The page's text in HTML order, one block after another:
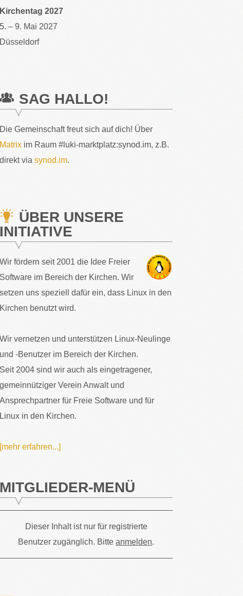
Kirchentag 2027
5. – 9. Mai 2027
Düsseldorf
SAG HALLO!
Die Gemeinschaft freut sich auf dich! Über
Matrix im Raum #luki-marktplatz:synod.im, z.B.
direkt viasynod.im.
ÜBER UNSERE
INITIATIVE
Wir fördern seit 2001 die Idee Freier
Software im Bereich der Kirchen. Wir
setzen uns speziell dafür ein, dass Linux in den
Kirchen benutzt wird.
Wir vernetzen und unterstützen Linux-Neulinge
und -Benutzer im Bereich der Kirchen.
Seit 2004 sind wir auch als eingetragener,
gemeinnütziger Verein Anwalt und
Ansprechpartner für Freie Software und für
Linux in den Kirchen.
[mehr erfahren...]
MITGLIEDER-MENÜ
Dieser Inhalt ist nur für registrierte
Benutzer zugänglich. Bitteanmelden.